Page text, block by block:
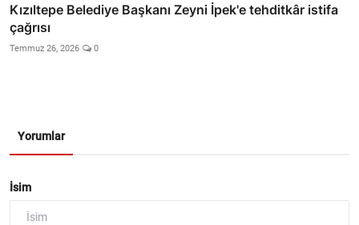
Kızıltepe Belediye Başkanı Zeyni İpek'e tehditkâr istifa
çağrısı
Temmuz 26, 2026 0
Yorumlar
İsim